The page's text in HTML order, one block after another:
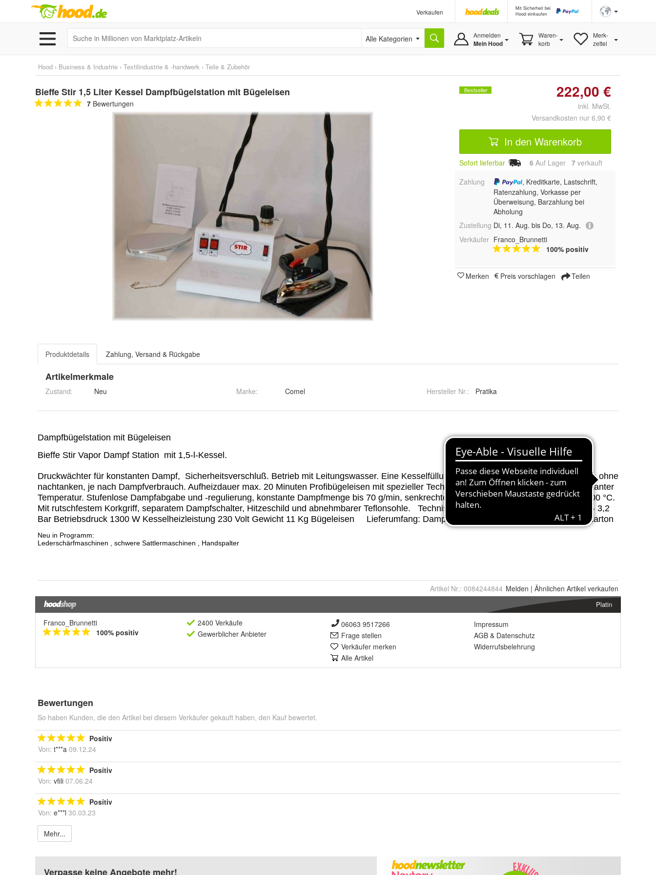
Verkaufen
Mit Sicherheit bei
Hood einkaufen
Alle Kategorien Anmelden
Mein Hood
Waren-
korb
Merk-
zettel
Hood › Business & Industrie › Textilindustrie & -handwerk › Teile & Zubehör
Bieffe Stir 1,5 Liter Kessel Dampfbügelstation mit Bügeleisen
7 Bewertungen
Bestseller 222,00 €
inkl. MwSt.
Versandkosten nur 6,90 €
In den Warenkorb
Sofort lieferbar 6 Auf Lager 7 verkauft
Zahlung
, Kreditkarte, Lastschrift,
Ratenzahlung, Vorkasse per
Überweisung, Barzahlung bei
Abholung
Zustellung Di, 11. Aug. bis Do, 13. Aug.
Verkäufer Franco_Brunnetti
100% positiv
Merken Preis vorschlagen Teilen
Produktdetails Zahlung, Versand & Rückgabe
Artikelmerkmale
Zustand: Neu Marke: Comel Hersteller Nr.: Pratika
Artikel Nr.: 0084244844 Melden | Ähnlichen Artikel verkaufen
Platin
Franco_Brunnetti
100% positiv
2400 Verkäufe
Gewerblicher Anbieter
06063 9517266
Frage stellen
Verkäufer merken
Alle Artikel
Impressum
AGB & Datenschutz
Widerrufsbelehrung
Bewertungen
So haben Kunden, die den Artikel bei diesem Verkäufer gekauft haben, den Kauf bewertet.
Positiv
Von: t***a 09.12.24
Positiv
Von: vfili 07.06.24
Positiv
Von: e***l 30.03.23
Mehr...
Verpasse keine Angebote mehr!